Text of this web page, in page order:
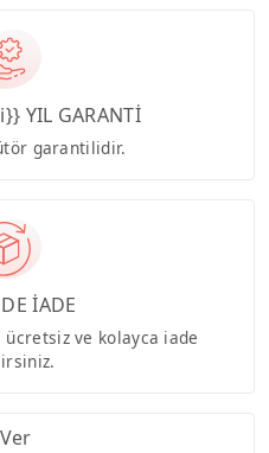
YIL GARANTİ
garantilidir.
İADE
ve kolayca iade